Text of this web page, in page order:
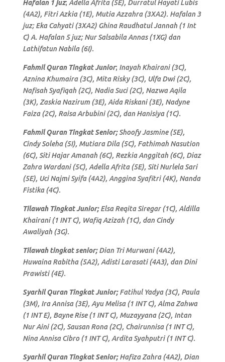
Hafalan 1 juz; Adella Afrita (5E), Durratul Hayati Lubis
(4A2), Fitri Azkia (1E), Mutia Azzahra (3XA2). Hafalan 3
juz; Eka Cahyati (3XA2) Ghina Raudhatul Jannah (1 Int
C) A. Hafalan 5 juz; Nur Salsabila Annas (1XG) dan
Lathifatun Nabila (6I).
Fahmil Quran Tingkat Junior; Inayah Khairani (3C),
Aznina Khumaira (3C), Mita Risky (3C), Ulfa Dwi (2C),
Nafisah Syafiqah (2C), Nadia Suci (2C), Nazwa Aqila
(3K), Zaskia Nazirum (3E), Aida Riskani (3E), Nadyne
Faiza (2C), Raisa Arbubini (2C), dan Hanisiya (1C).
Fahmil Quran Tingkat Senior; Shoofy Jasmine (5E),
Cindy Soleha (5I), Mutiara Dila (5C), Fathimah Nasution
(6C), Siti Hajar Amanah (6C), Rezkia Anggitah (6C), Diaz
Zahra Wardani (5C), Adella Afrita (5E), Siti Nurlela Sari
(5E), Uci Najmi Syifa (4A2), Anggina Syafitri (4K), Nanda
Fistika (4C).
Tilawah Tingkat Junior;Elsa Reqita Siregar (1C), Aldilla
Khairani (1 INT C), Wafiq Azizah (1C), dan Cindy
Awaliyah (3G).
Tilawah tingkat senior; Dian Tri Murwani (4A2),
Huwaina Rabitha (5A2), Adisti Larasati (4A3), dan Dini
Prawisti (4E).
Syarhil Quran Tingkat Junior; Fatihul Yadya (3C), Paula
(3M), Ira Annisa (3E), Ayu Melisa (1 INT C), Alma Zahwa
(1 INT E), Bayne Rise (1 INT C), Muzayyana (2C), Intan
Nur Aini (2C), Sausan Rona (2C), Chairunnisa (1 INT C),
Nina Annisa Cibro (1 INT C), Ardita Syahputri (1 INT C).
Syarhil Quran Tingkat Senior; Hafiza Zahra (4A2), Dian